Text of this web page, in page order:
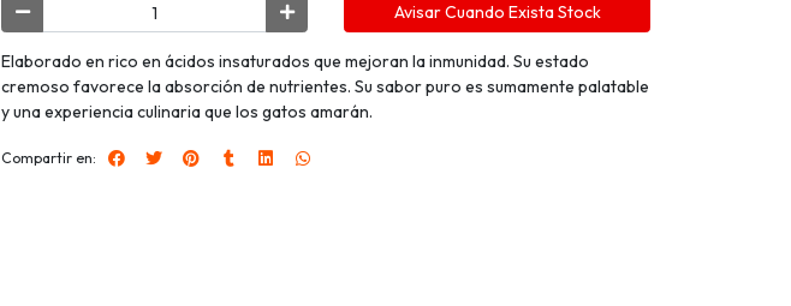
Avisar Cuando Exista Stock
Elaborado en rico en ácidos insaturados que mejoran la inmunidad. Su estado
cremoso favorece la absorción de nutrientes. Su sabor puro es sumamente palatable
y una experiencia culinaria que los gatos amarán.
Compartir en: